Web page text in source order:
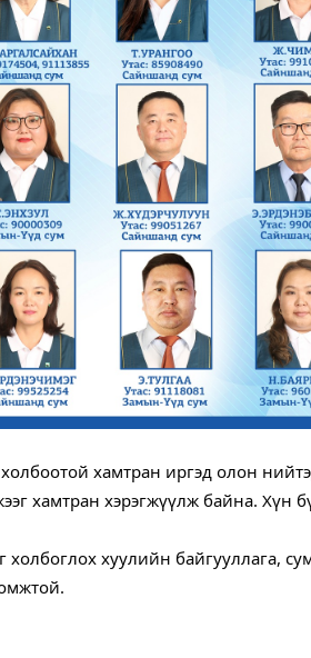
хамтран иргэд олон
хамтран хэрэгжүүлж байна. Хүн
хуулийн байгууллага,